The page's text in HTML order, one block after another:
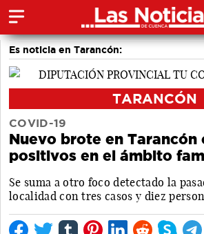
Es noticia en Tarancón:
TARANCÓN
COVID-19
Nuevo brote en Tarancón
positivos en el ámbito
Se suma a otro foco detectado la
localidad con tres casos y diez